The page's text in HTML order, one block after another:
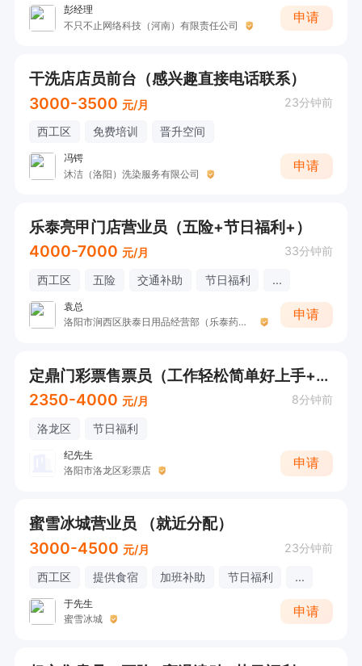
彭经理
不只不止网络科技（河南）有限责任公司
申请
干洗店店员前台（感兴趣直接电话联系）
3000-3500 元/月 23分钟前
西工区 免费培训 晋升空间
冯锷
沐洁（洛阳）洗染服务有限公司
申请
乐泰亮甲门店营业员（五险+节日福利+）
4000-7000 元/月 33分钟前
西工区 五险 交通补助 节日福利 ...
袁总
洛阳市涧西区肤泰日用品经营部（乐泰药业）
申请
定鼎门彩票售票员（工作轻松简单好上手+高提成）
2350-4000 元/月 8分钟前
洛龙区 节日福利
纪先生
洛阳市洛龙区彩票店
申请
蜜雪冰城营业员 （就近分配）
3000-4500 元/月 23分钟前
西工区 提供食宿 加班补助 节日福利 ...
于先生
蜜雪冰城
申请